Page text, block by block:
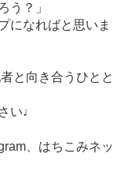
う？」
になればと思いま
と向き合うひとと
い♩
、はちこみネッ